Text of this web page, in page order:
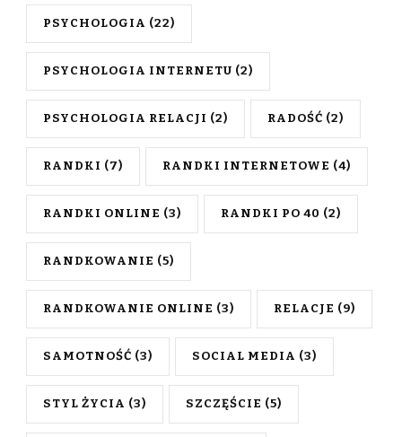
PSYCHOLOGIA (22)
PSYCHOLOGIA INTERNETU (2)
PSYCHOLOGIA RELACJI (2) RADOŚĆ (2)
RANDKI (7) RANDKI INTERNETOWE (4)
RANDKI ONLINE (3) RANDKI PO 40 (2)
RANDKOWANIE (5)
RANDKOWANIE ONLINE (3) RELACJE (9)
SAMOTNOŚĆ (3) SOCIAL MEDIA (3)
STYL ŻYCIA (3) SZCZĘŚCIE (5)